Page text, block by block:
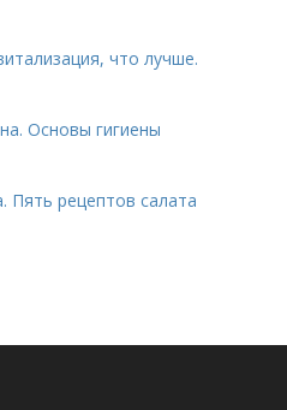
что лучше.
Основы гигиены
Пять рецептов салата